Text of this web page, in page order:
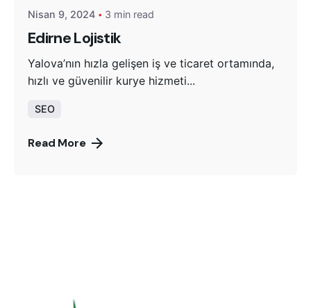
Nisan 9, 2024 3 min read
Edirne Lojistik
Yalova’nın hızla gelişen iş ve ticaret ortamında,
hızlı ve güvenilir kurye hizmeti...
SEO
Read More